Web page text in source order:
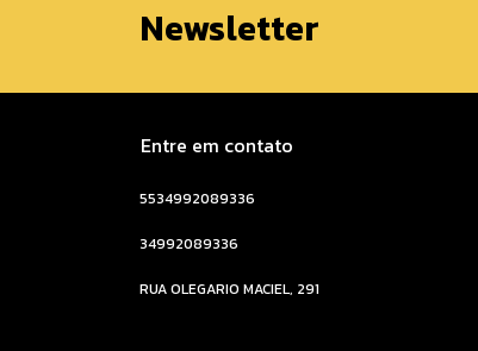
Newsletter
Entre em contato
5534992089336
34992089336
RUA OLEGARIO MACIEL, 291